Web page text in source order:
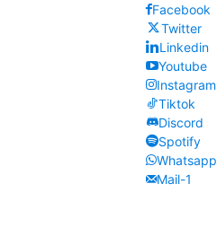
Facebook
Twitter
Linkedin
Youtube
Instagram
Tiktok
Discord
Spotify
Whatsapp
Mail-1